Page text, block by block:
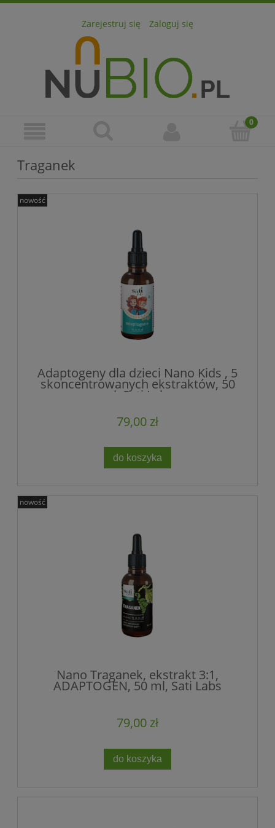
Zarejestruj się Zaloguj się
Traganek
Adaptogeny dla dzieci Nano Kids , 5
skoncentrowanych ekstraktów, 50
ml, Sati Labs
79,00 zł
do koszyka
nowość
Nano Traganek, ekstrakt 3:1,
ADAPTOGEN, 50 ml, Sati Labs
79,00 zł
do koszyka
nowość